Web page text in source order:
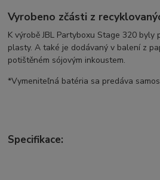
Vyrobeno zčásti z
K výrobě JBL Partyboxu Stage 320 byly
plasty. A také je dodávaný v balení z
potištěném sójovým inkoustem.
*Vymeniteľná batéria sa predáva
Specifikace: